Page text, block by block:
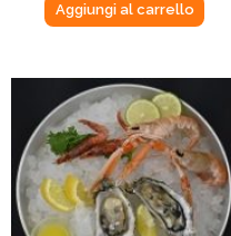
Aggiungi al carrello